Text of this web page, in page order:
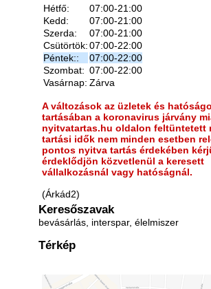
Hétfő:
07:00-21:00
Kedd:
07:00-21:00
Szerda:
07:00-21:00
Csütörtök:07:00-22:00
Péntek::
07:00-22:00
Szombat: 07:00-22:00
Vasárnap: Zárva
A változások az üzletek és
tartásában a koronavirus járvány
nyitvatartas.hu oldalon feltüntetett
tartási idők nem minden esetben
pontos nyitva tartás érdekében
érdeklődjön közvetlenül a keresett
vállalkozásnál vagy hatóságnál.
(Árkád2)
Keresőszavak
bevásárlás, interspar, élelmiszer
Térkép